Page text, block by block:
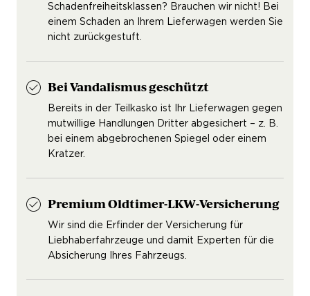
Schadenfreiheitsklassen? Brauchen wir nicht! Bei
einem Schaden an Ihrem Lieferwagen werden Sie
nicht zurückgestuft.
Bei Vandalismus geschützt
Bereits in der Teilkasko ist Ihr Lieferwagen gegen
mutwillige Handlungen Dritter abgesichert – z. B.
bei einem abgebrochenen Spiegel oder einem
Kratzer.
Premium Oldtimer-LKW-Versicherung
Wir sind die Erfinder der Versicherung für
Liebhaberfahrzeuge und damit Experten für die
Absicherung Ihres Fahrzeugs.